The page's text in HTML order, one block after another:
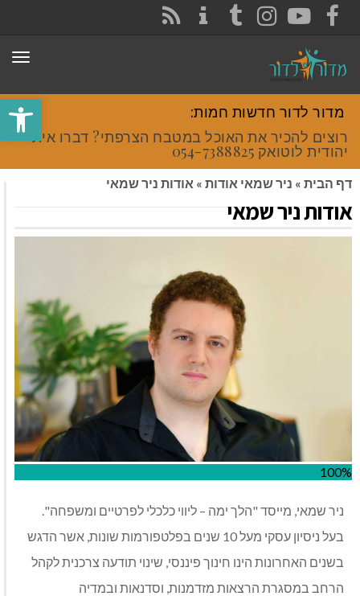
פתח
FACEBOOK
YOUTUBE
INSTAGRAM
TUMBLR
מדור לדור חדשות חמות:
רוצים להכיר את האוכל במטבח הצרפתי? דברו איתי
יהודית לוטואק 054-7388825.
דף הבית » ניר שמאי אודות » אודות ניר שמאי
אודות ניר שמאי
100%
ניר שמאי, מייסד "הלך ימה – ליווי כלכלי לפרטיים ומשפחה".
בעל ניסיון עסקי מעל 10 שנים בפלטפורמות שונות, אשר הדגש
בשנים האחרונות הינו חינוך פיננסי, שינוי תודעה צרכנית לקהל
הרחב במסגרת הרצאות מזדמנות, וסדנאות ובמדיה